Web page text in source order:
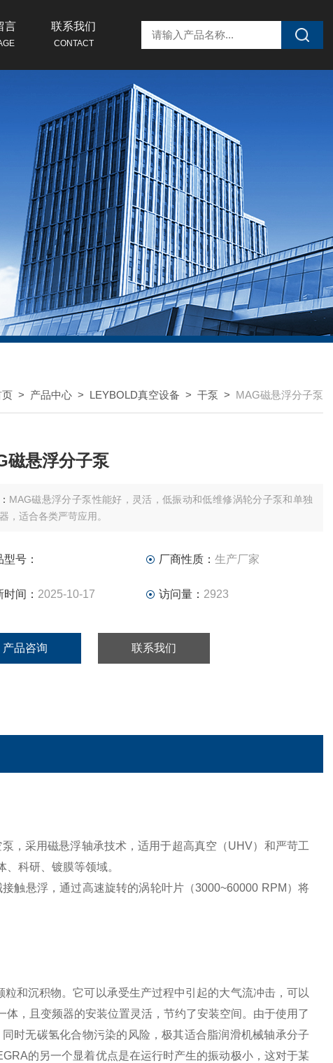
言 联系我们
CONTACT
页 > 产品中心 > LEYBOLD真空设备 > 干泵 > MAG磁悬浮分子泵
磁悬浮分子泵
MAG磁悬浮分子泵性能好，灵活，低振动和低维修涡轮分子泵和单独
，适合各类严苛应用。
型号： 厂商性质： 生产厂家
时间： 2025-10-17 访问量： 2923
产品咨询 联系我们
，采用磁悬浮轴承技术，适用于超高真空（UHV）和严苛工
科研、镀膜等领域。
触悬浮，通过高速旋转的涡轮叶片（3000~60000 RPM）将
和沉积物。它可以承受生产过程中引起的大气流冲击，可以
，且变频器的安装位置灵活，节约了安装空间。由于使用了
时无碳氢化合物污染的风险，极其适合脂润滑机械轴承分子
的另一个显着优点是在运行时产生的振动极小，这对于某